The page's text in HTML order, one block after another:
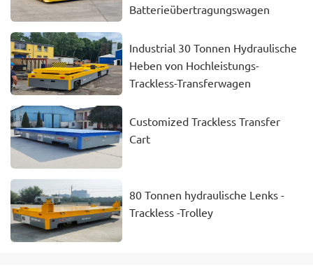
Batterieübertragungswagen
Industrial 30 Tonnen Hydraulische
Heben von Hochleistungs-
Trackless-Transferwagen
Customized Trackless Transfer
Cart
80 Tonnen hydraulische Lenks -
Trackless -Trolley